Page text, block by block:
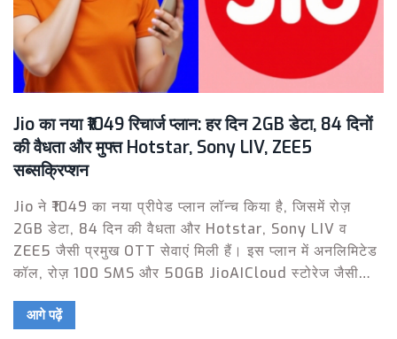
Jio का नया ₹1049 रिचार्ज प्लान: हर दिन 2GB डेटा, 84 दिनों
की वैधता और मुफ्त Hotstar, Sony LIV, ZEE5
सब्सक्रिप्शन
Jio ने ₹1049 का नया प्रीपेड प्लान लॉन्च किया है, जिसमें रोज़
2GB डेटा, 84 दिन की वैधता और Hotstar, Sony LIV व
ZEE5 जैसी प्रमुख OTT सेवाएं मिली हैं। इस प्लान में अनलिमिटेड
कॉल, रोज़ 100 SMS और 50GB JioAICloud स्टोरेज जैसी
के साथ मनोरंजन भी चाहते हैं।
आगे पढ़ें